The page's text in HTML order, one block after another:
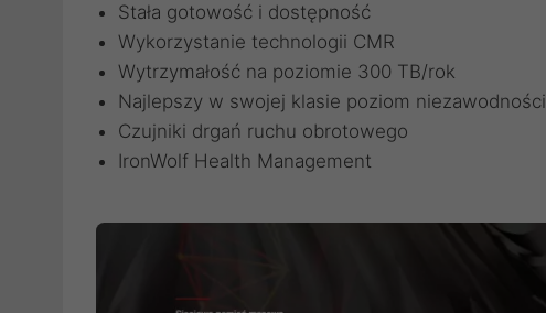
Stała gotowość i dostępność
Wykorzystanie technologii CMR
Wytrzymałość na poziomie 300 TB/rok
Najlepszy w swojej klasie poziom niezawodności
Czujniki drgań ruchu obrotowego
IronWolf Health Management